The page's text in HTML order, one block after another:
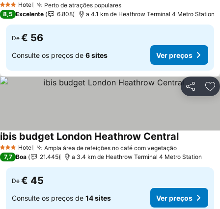
3 EstrelasHotel Perto de atrações popularesVer preços
Ver preços
8,5 Excelente 6.808 a 4.1 km de Heathrow Terminal 4 Metro Station
De € 56
Consulte os preços de 6 sites Ver preços
Partilhar
3 EstrelasHotel Ampla área de refeições no café com vegetaçãoVer preços
ibis budget London Heathrow CentralVer preços
7,7 Boa 21.445 a 3.4 km de Heathrow Terminal 4 Metro Station
De € 45
Consulte os preços de 14 sites Ver preços